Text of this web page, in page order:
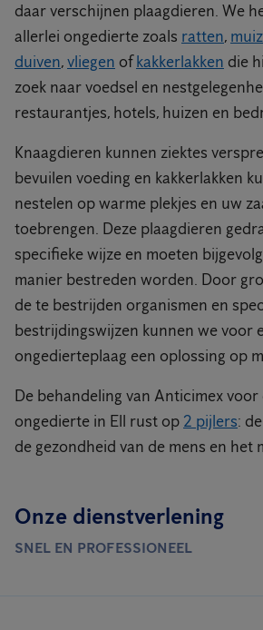
daar verschijnen plaagdieren. We
allerlei ongedierte zoals ratten,
duiven,vliegen ofkakkerlakken die
zoek naar voedsel en
restaurantjes, hotels, huizen en
Knaagdieren kunnen ziektes
bevuilen voeding en kakkerlakken
nestelen op warme plekjes en uw
toebrengen. Deze plaagdieren
specifieke wijze en moeten
manier bestreden worden. Door
de te bestrijden organismen en
bestrijdingswijzen kunnen we voor
ongedierteplaag een oplossing op
De behandeling van Anticimex
ongedierte in Ell rust op 2 pijlers:
de gezondheid van de mens en het
Onze dienstverlening
SNEL EN PROFESSIONEEL